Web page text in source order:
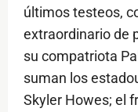
últimos testeos,
extraordinario de
su compatriota
suman los
Skyler Howes; el